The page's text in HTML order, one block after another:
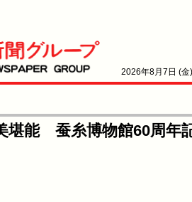
2026年8月7日 (金)
堪能 蚕糸博物館60周年